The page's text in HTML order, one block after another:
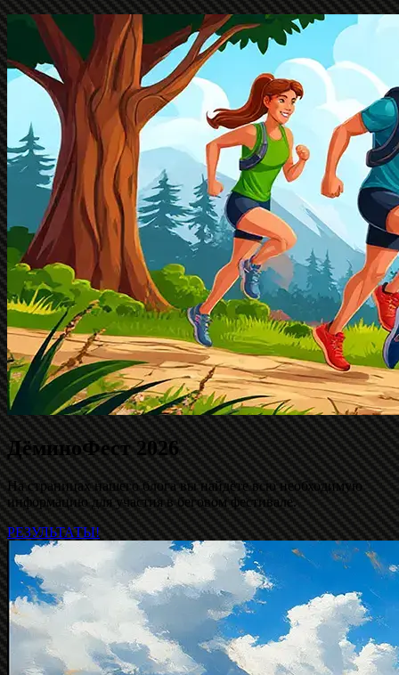
ДёминоФест 2026
На страницах нашего блога вы найдёте всю необходимую
информацию для участия в беговом фестивале.
РЕЗУЛЬТАТЫ!